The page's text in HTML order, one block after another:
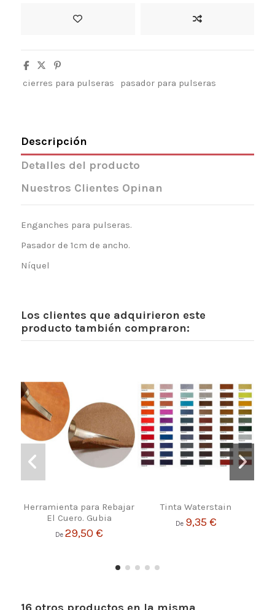
cierres para pulseras pasador para pulseras
Descripción
Detalles del producto
Nuestros Clientes Opinan
Enganches para pulseras.
Pasador de 1cm de ancho.
Níquel
Los clientes que adquirieron este
producto también compraron:
Herramienta para Rebajar
El Cuero. Gubia
De 29,50 €
Tinta Waterstain
De 9,35 €